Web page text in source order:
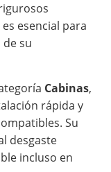
esencial para
su
Cabinas,
rápida y
Su
desgaste
incluso en